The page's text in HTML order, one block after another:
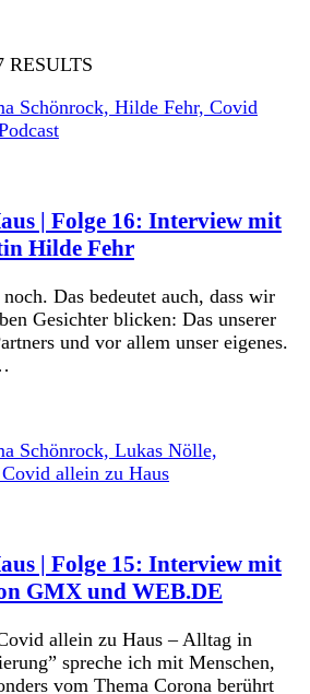
RESULTS
| Folge 16: Interview mit
Hilde Fehr
Das bedeutet auch, dass wir
Gesichter blicken: Das unserer
und vor allem unser eigenes.
| Folge 15: Interview mit
GMX und WEB.DE
allein zu Haus – Alltag in
spreche ich mit Menschen,
vom Thema Corona berührt